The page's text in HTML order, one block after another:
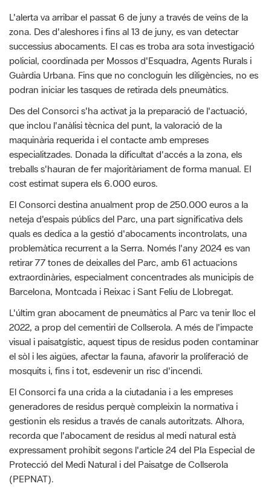
successius abocaments. El cas es troba ara sota investigació
policial, coordinada per Mossos d'Esquadra, Agents Rurals i
Guàrdia Urbana. Fins que no concloguin les diligències, no es
podran iniciar les tasques de retirada dels pneumàtics.
Des del Consorci s'ha activat ja la preparació de l'actuació,
que inclou l'anàlisi tècnica del punt, la valoració de la
maquinària requerida i el contacte amb empreses
especialitzades. Donada la dificultat d'accés a la zona, els
treballs s'hauran de fer majoritàriament de forma manual. El
cost estimat supera els 6.000 euros.
El Consorci destina anualment prop de 250.000 euros a la
neteja d'espais públics del Parc, una part significativa dels
quals es dedica a la gestió d'abocaments incontrolats, una
problemàtica recurrent a la Serra. Només l'any 2024 es van
retirar 77 tones de deixalles del Parc, amb 61 actuacions
extraordinàries, especialment concentrades als municipis de
Barcelona, Montcada i Reixac i Sant Feliu de Llobregat.
L'últim gran abocament de pneumàtics al Parc va tenir lloc el
2022, a prop del cementiri de Collserola. A més de l'impacte
visual i paisatgístic, aquest tipus de residus poden contaminar
el sòl i les aigües, afectar la fauna, afavorir la proliferació de
mosquits i, fins i tot, esdevenir un risc d'incendi.
El Consorci fa una crida a la ciutadania i a les empreses
generadores de residus perquè compleixin la normativa i
gestionin els residus a través de canals autoritzats. Alhora,
recorda que l'abocament de residus al medi natural està
expressament prohibit segons l'article 24 del Pla Especial de
Protecció del Medi Natural i del Paisatge de Collserola
(PEPNAT).
Aquest cas posa de manifest la necessitat de continuar
treballant coordinadament entre administracions per